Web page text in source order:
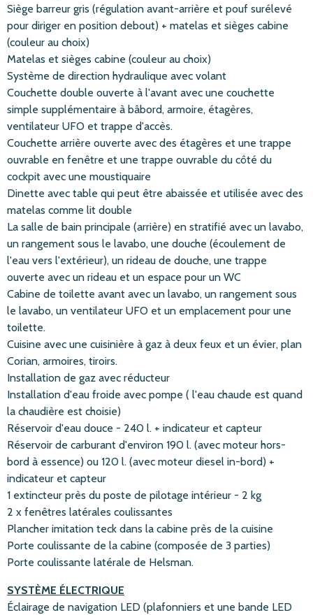
Siège barreur gris (régulation avant-arrière et pouf surélevé
pour diriger en position debout) + matelas et sièges cabine
(couleur au choix)
Matelas et sièges cabine (couleur au choix)
Système de direction hydraulique avec volant
Couchette double ouverte à l'avant avec une couchette
simple supplémentaire à bâbord, armoire, étagères,
ventilateur UFO et trappe d'accès.
Couchette arrière ouverte avec des étagères et une trappe
ouvrable en fenêtre et une trappe ouvrable du côté du
cockpit avec une moustiquaire
Dinette avec table qui peut être abaissée et utilisée avec des
matelas comme lit double
La salle de bain principale (arrière) en stratifié avec un lavabo,
un rangement sous le lavabo, une douche (écoulement de
l'eau vers l'extérieur), un rideau de douche, une trappe
ouverte avec un rideau et un espace pour un WC
Cabine de toilette avant avec un lavabo, un rangement sous
le lavabo, un ventilateur UFO et un emplacement pour une
toilette.
Cuisine avec une cuisinière à gaz à deux feux et un évier, plan
Corian, armoires, tiroirs.
Installation de gaz avec réducteur
Installation d'eau froide avec pompe ( l'eau chaude est quand
la chaudière est choisie)
Réservoir d'eau douce - 240 l. + indicateur et capteur
Réservoir de carburant d'environ 190 l. (avec moteur hors-
bord à essence) ou 120 l. (avec moteur diesel in-bord) +
indicateur et capteur
1 extincteur près du poste de pilotage intérieur - 2 kg
2 x fenêtres latérales coulissantes
Plancher imitation teck dans la cabine près de la cuisine
Porte coulissante de la cabine (composée de 3 parties)
Porte coulissante latérale de Helsman.
SYSTÈME ÉLECTRIQUE
Éclairage de navigation LED (plafonniers et une bande LED